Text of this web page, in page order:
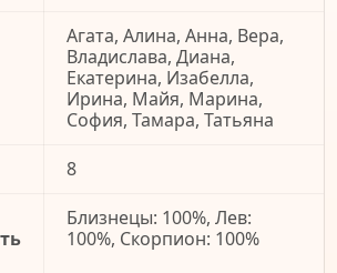
Агата, Алина, Анна, Вера,
Владислава, Диана,
Екатерина, Изабелла,
Ирина, Майя, Марина,
София, Тамара, Татьяна
8
Близнецы: 100%, Лев:
100%, Скорпион: 100%